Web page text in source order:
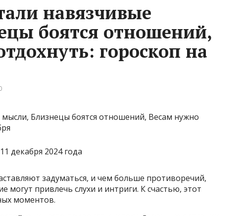
навязчивые
боятся отношений,
гороскоп на
декабря 2024 года
задуматься, и чем больше противоречий,
могут привлечь слухи и интриги. К счастью, этот
моментов.